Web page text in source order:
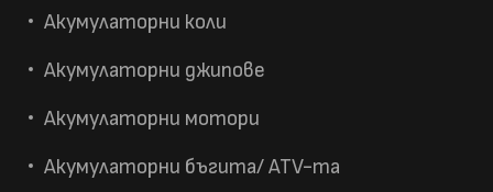
Акумулаторни коли
Акумулаторни джипове
Акумулаторни мотори
Акумулаторни бъгита/ ATV-та